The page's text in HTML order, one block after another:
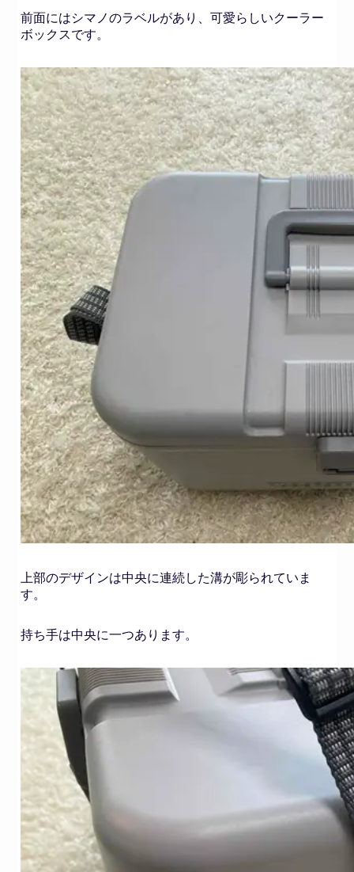
前面にはシマノのラベルがあり、可愛らしいクーラー
ボックスです。
上部のデザインは中央に連続した溝が彫られていま
す。
持ち手は中央に一つあります。